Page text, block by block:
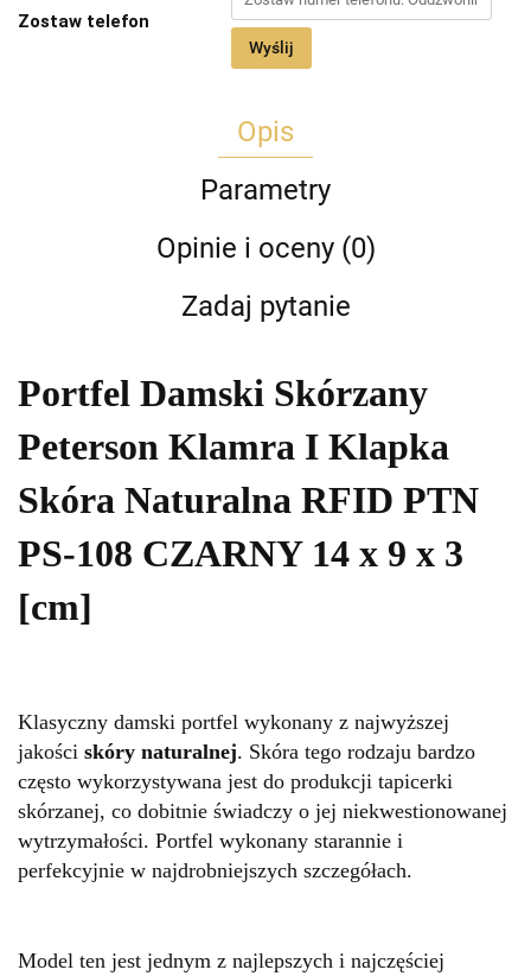
Zostaw telefon
Wyślij
Opis
Parametry
Opinie i oceny (0)
Zadaj pytanie
Portfel Damski Skórzany
Peterson Klamra I Klapka
Skóra Naturalna RFID PTN
PS-108 CZARNY 14 x 9 x 3
[cm]
Klasyczny damski portfel wykonany z najwyższej
jakości skóry naturalnej. Skóra tego rodzaju bardzo
często wykorzystywana jest do produkcji tapicerki
skórzanej, co dobitnie świadczy o jej niekwestionowanej
wytrzymałości. Portfel wykonany starannie i
perfekcyjnie w najdrobniejszych szczegółach.
Model ten jest jednym z najlepszych i najczęściej